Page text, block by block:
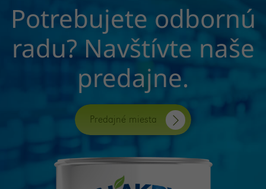
Potrebujete odbornú
radu? Navštívte naše
predajne.
Predajné miesta